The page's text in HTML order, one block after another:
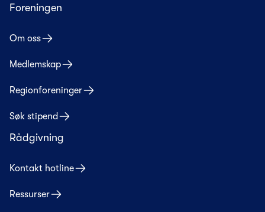
Foreningen
Om oss
Medlemskap
Regionforeninger
Søk stipend
Rådgivning
Kontakt hotline
Ressurser